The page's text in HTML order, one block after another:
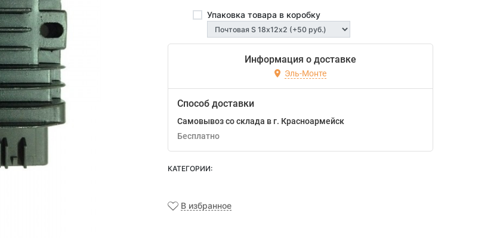
Упаковка товара в коробку
Информация о доставке
Эль-Монте
Способ доставки
Самовывоз со склада в г. Красноармейск
Бесплатно
КАТЕГОРИИ:
В избранное